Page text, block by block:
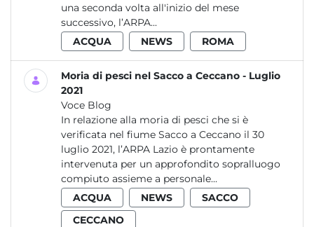
una seconda volta all'inizio del mese
successivo, l’ARPA...
ACQUA
NEWS ROMA
Moria di pesci nel Sacco a Ceccano - Luglio
2021
Voce Blog
In relazione alla moria di pesci che si è
verificata nel fiume Sacco a Ceccano il 30
luglio 2021, l’ARPA Lazio è prontamente
intervenuta per un approfondito sopralluogo
compiuto assieme a personale...
ACQUA
NEWS
SACCO
CECCANO